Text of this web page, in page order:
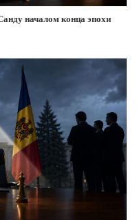
началом конца эпохи